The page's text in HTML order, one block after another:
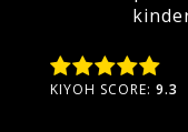
KIYOH SCORE: 9.3